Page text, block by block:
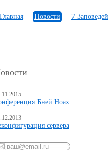
Главная Новости 7 Заповедей
Бней Ноах
сервера